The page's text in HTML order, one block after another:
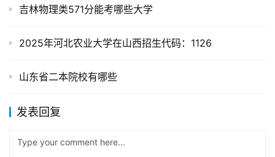
吉林物理类571分能考哪些大学
2025年河北农业大学在山西招生代码：1126
山东省二本院校有哪些
发表回复